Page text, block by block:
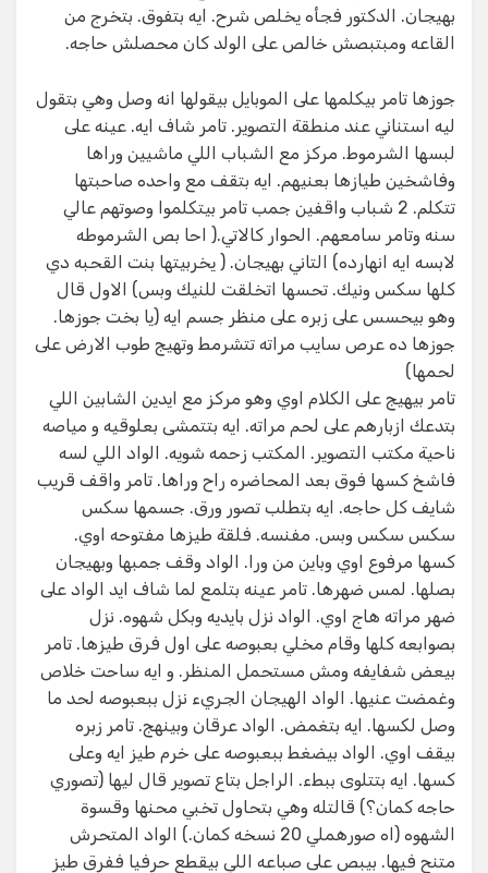
بهيجان. الدكتور فجأه يخلص شرح. ايه بتفوق. بتخرج من
القاعه ومبتبصش خالص على الولد كان محصلش حاجه.
جوزها تامر بيكلمها على الموبايل بيقولها انه وصل وهي بتقول
ليه استناني عند منطقة التصوير. تامر شاف ايه. عينه على
لبسها الشرموط. مركز مع الشباب اللي ماشيين وراها
وفاشخين طيازها بعنيهم. ايه بتقف مع واحده صاحبتها
تتكلم. 2 شباب واقفين جمب تامر بيتكلموا وصوتهم عالي
سنه وتامر سامعهم. الحوار كالاتي.( احا بص الشرموطه
لابسه ايه انهارده) التاني بهيجان. ( يخربيتها بنت القحبه دي
كلها سكس ونيك. تحسها اتخلقت للنيك وبس) الاول قال
وهو بيحسس على زبره على منظر جسم ايه (يا بخت جوزها.
جوزها ده عرص سايب مراته تتشرمط وتهيج طوب الارض على
لحمها)
تامر بيهيج على الكلام اوي وهو مركز مع ايدين الشابين اللي
بتدعك ازبارهم على لحم مراته. ايه بتتمشى بعلوقيه و مياصه
ناحية مكتب التصوير. المكتب زحمه شويه. الواد اللي لسه
فاشخ كسها فوق بعد المحاضره راح وراها. تامر واقف قريب
شايف كل حاجه. ايه بتطلب تصور ورق. جسمها سكس
سكس سكس وبس. مفنسه. فلقة طيزها مفتوحه اوي.
كسها مرفوع اوي وباين من ورا. الواد وقف جمبها وبهيجان
بصلها. لمس ضهرها. تامر عينه بتلمع لما شاف ايد الواد على
ضهر مراته هاج اوي. الواد نزل بايديه وبكل شهوه. نزل
بصوابعه كلها وقام مخلي بعبوصه على اول فرق طيزها. تامر
بيعض شفايفه ومش مستحمل المنظر. و ايه ساحت خلاص
وغمضت عنيها. الواد الهيجان الجريء نزل ببعبوصه لحد ما
وصل لكسها. ايه بتغمض. الواد عرقان وبينهج. تامر زبره
بيقف اوي. الواد بيضغط ببعبوصه على خرم طيز ايه وعلى
كسها. ايه بتتلوى ببطء. الراجل بتاع تصوير قال ليها (تصوري
حاجه كمان؟) قالتله وهي بتحاول تخبي محنها وقسوة
الشهوه (اه صورهملي 20 نسخه كمان.) الواد المتحرش
متنح فيها. بيبص على صباعه اللي بيقطع حرفيا ففرق طيز